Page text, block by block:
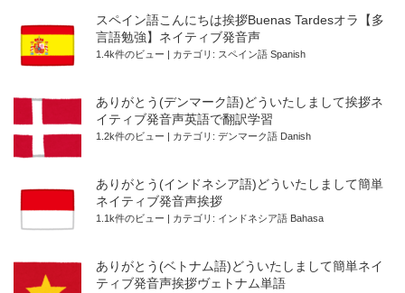
スペイン語こんにちは挨拶Buenas Tardesオラ【多
言語勉強】ネイティブ発音声
1.4k件のビュー | カテゴリ: スペイン語 Spanish
ありがとう(デンマーク語)どういたしまして挨拶ネ
イティブ発音声英語で翻訳学習
1.2k件のビュー | カテゴリ: デンマーク語 Danish
ありがとう(インドネシア語)どういたしまして簡単
ネイティブ発音声挨拶
1.1k件のビュー | カテゴリ: インドネシア語 Bahasa
ありがとう(ベトナム語)どういたしまして簡単ネイ
ティブ発音声挨拶ヴェトナム単語